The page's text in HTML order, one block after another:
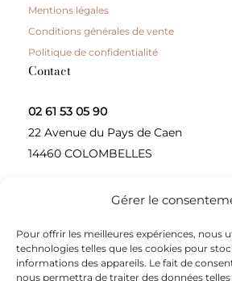
Gérer le
Pour offrir les meilleures expériences, nous
technologies telles que les cookies pour
informations des appareils. Le fait de
nous permettra de traiter des données
Mentions légales
Conditions générales de vente
Politique de confidentialité
Contact
02 61 53 05 90
22 Avenue du Pays de Caen
14460 COLOMBELLES
Contactez-nous
A propos
Une entreprise à taille humaine,